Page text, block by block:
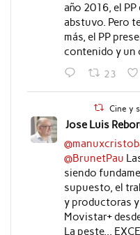
año 2016, el
abstuvo. Pero
más, el PP
contenido y un
23
Cine y
Jose Luis
@BrunetPau
siendo
supuesto, el
y productoras
Movistar+
La peste...